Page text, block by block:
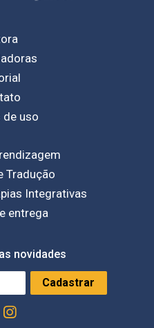
de uso
Tradução
Integrativas
entrega
novidades